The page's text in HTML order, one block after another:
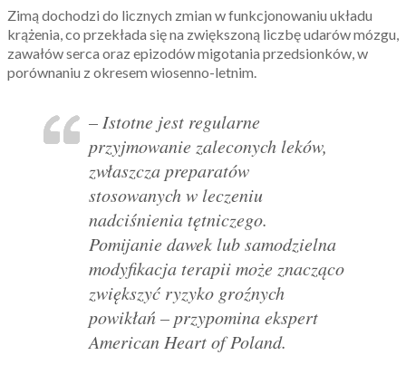
Zimą dochodzi do licznych zmian w funkcjonowaniu układu
krążenia, co przekłada się na zwiększoną liczbę udarów mózgu,
zawałów serca oraz epizodów migotania przedsionków, w
porównaniu z okresem wiosenno-letnim.
– Istotne jest regularne
przyjmowanie zaleconych leków,
zwłaszcza preparatów
stosowanych w leczeniu
nadciśnienia tętniczego.
Pomijanie dawek lub samodzielna
modyfikacja terapii może znacząco
zwiększyć ryzyko groźnych
powikłań – przypomina ekspert
American Heart of Poland.